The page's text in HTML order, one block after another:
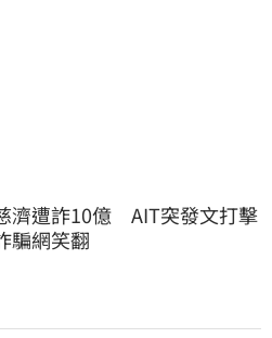
濟遭詐10億　AIT突發文打擊
騙網笑翻